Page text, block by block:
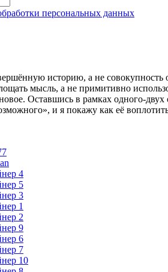
персональных данных
историю, а не совокупность
мысль, а не примитивно
Оставшись в рамках одного-двух
и я покажу как её